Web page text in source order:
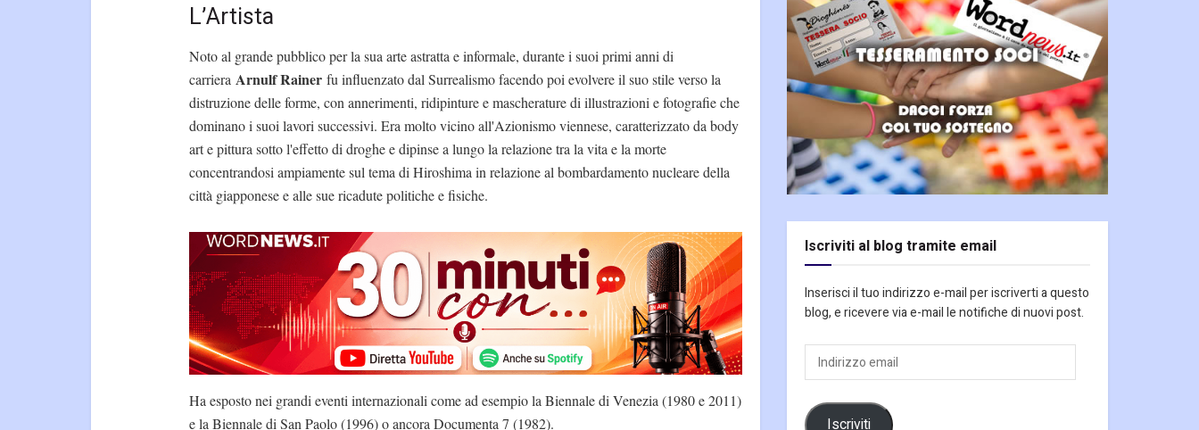
L’Artista
Noto al grande pubblico per la sua arte astratta e informale, durante i suoi primi anni di
carriera Arnulf Rainer fu influenzato dal Surrealismo facendo poi evolvere il suo stile verso la
distruzione delle forme, con annerimenti, ridipinture e mascherature di illustrazioni e fotografie che
dominano i suoi lavori successivi. Era molto vicino all'Azionismo viennese, caratterizzato da body
art e pittura sotto l'effetto di droghe e dipinse a lungo la relazione tra la vita e la morte
concentrandosi ampiamente sul tema di Hiroshima in relazione al bombardamento nucleare della
città giapponese e alle sue ricadute politiche e fisiche.
Ha esposto nei grandi eventi internazionali come ad esempio la Biennale di Venezia (1980 e 2011)
e la Biennale di San Paolo (1996) o ancora Documenta 7 (1982).
Iscriviti al blog tramite email
Inserisci il tuo indirizzo e-mail per iscriverti a questo
blog, e ricevere via e-mail le notifiche di nuovi post.
Indirizzo
email
Iscriviti